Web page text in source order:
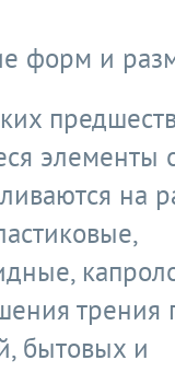
форм и
элементы
на
трения
бытовых и